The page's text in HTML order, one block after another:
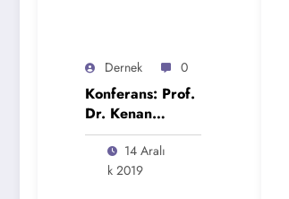
Dernek 0
Konferans: Prof.
Dr. Kenan
GÜRSOY –
Aydın
Sorumluluğu
14 Aralı
K 2019